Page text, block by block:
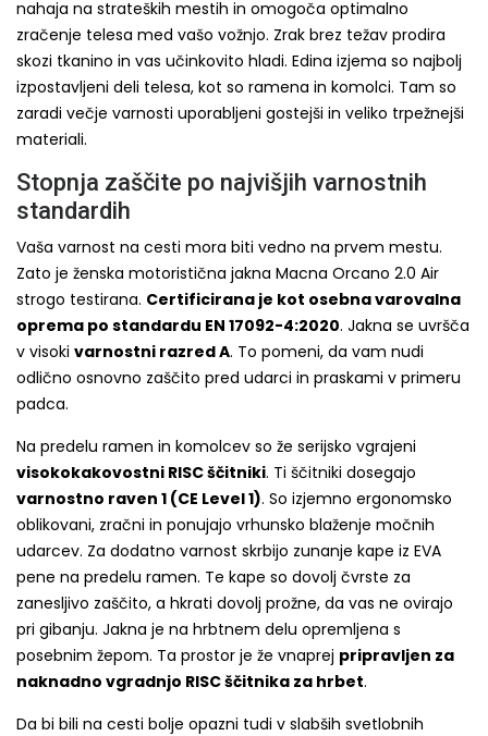
nahaja na strateških mestih in omogoča optimalno
zračenje telesa med vašo vožnjo. Zrak brez težav prodira
skozi tkanino in vas učinkovito hladi. Edina izjema so najbolj
izpostavljeni deli telesa, kot so ramena in komolci. Tam so
zaradi večje varnosti uporabljeni gostejši in veliko trpežnejši
materiali.
Stopnja zaščite po najvišjih varnostnih
standardih
Vaša varnost na cesti mora biti vedno na prvem mestu.
Zato je ženska motoristična jakna Macna Orcano 2.0 Air
strogo testirana. Certificirana je kot osebna varovalna
oprema po standardu EN 17092-4:2020. Jakna se uvršča
v visoki varnostni razred A. To pomeni, da vam nudi
odlično osnovno zaščito pred udarci in praskami v primeru
padca.
Na predelu ramen in komolcev so že serijsko vgrajeni
visokokakovostni RISC ščitniki. Ti ščitniki dosegajo
varnostno raven 1 (CE Level 1). So izjemno ergonomsko
oblikovani, zračni in ponujajo vrhunsko blaženje močnih
udarcev. Za dodatno varnost skrbijo zunanje kape iz EVA
pene na predelu ramen. Te kape so dovolj čvrste za
zanesljivo zaščito, a hkrati dovolj prožne, da vas ne ovirajo
pri gibanju. Jakna je na hrbtnem delu opremljena s
posebnim žepom. Ta prostor je že vnaprej pripravljen za
naknadno vgradnjo RISC ščitnika za hrbet.
Da bi bili na cesti bolje opazni tudi v slabših svetlobnih